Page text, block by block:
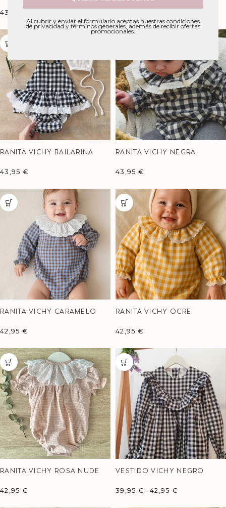
Al cubrir y enviar el formulario aceptas nuestras condiciones
de privacidad y términos generales, además de recibir ofertas
promocionales.
43,95
OLYMPIA
RANITA VICHY BAILARINA
43,95 €
RANITA VICHY NEGRA
43,95 €
RANITA VICHY CARAMELO
42,95 €
RANITA VICHY OCRE
42,95 €
RANITA VICHY ROSA NUDE
42,95 €
VESTIDO VICHY NEGRO
39,95 € -42,95 €